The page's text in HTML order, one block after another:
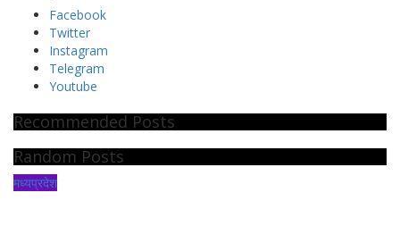
Facebook
Twitter
Instagram
Telegram
Youtube
Recommended Posts
Random Posts
मध्यप्रदेश